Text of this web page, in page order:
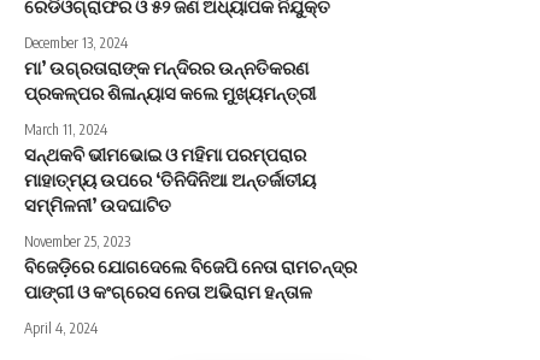
ରେଡିଓଗ୍ରାଫର ଓ ୫୨ ଜଣ ଅଧ୍ୟାପକ ନିଯୁକ୍ତ
December 13, 2024
ମା’ ଉଗ୍ରତାରାଙ୍କ ମନ୍ଦିରର ଉନ୍ନତିକରଣ
ପ୍ରକଳ୍ପର ଶିଳାନ୍ୟାସ କଲେ ମୁଖ୍ୟମନ୍ତ୍ରୀ
March 11, 2024
ସନ୍ଥକବି ଭୀମଭୋଇ ଓ ମହିମା ପରମ୍ପରାର
ମାହାତ୍ମ୍ୟ ଉପରେ ‘ତିନିଦିନିଆ ଅନ୍ତର୍ଜାତୀୟ
ସମ୍ମିଳନୀ’ ଉଦଘାଟିତ
November 25, 2023
ବିଜେଡ଼ିରେ ଯୋଗଦେଲେ ବିଜେପି ନେତା ରାମଚନ୍ଦ୍ର
ପାଙ୍ଗୀ ଓ କଂଗ୍ରେସ ନେତା ଅଭିରାମ ହନ୍ତାଳ
April 4, 2024